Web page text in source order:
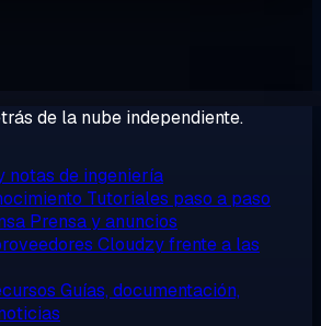
de la nube independiente.
notas de ingeniería
Tutoriales paso a paso
Prensa y anuncios
Cloudzy frente a las
Guías, documentación,